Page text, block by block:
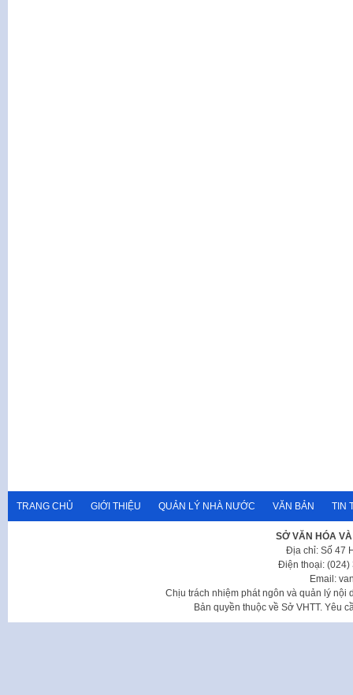
TRANG CHỦ GIỚI THIỆU QUẢN LÝ NHÀ NƯỚC VĂN BẢN TIN
SỞ VĂN HÓA
Địa chỉ: Số 47
Điện thoại: (024)
Email:
Chịu trách nhiệm phát ngôn và quản lý nội
Bản quyền thuộc về Sở VHTT. Yêu